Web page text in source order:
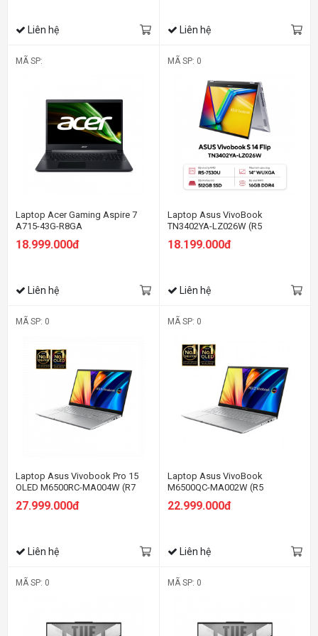
Liên hệ Liên hệ
MÃ SP:
Laptop Acer Gaming Aspire 7
A715-43G-R8GA
(NH.QHDSV.002) (R5 5625U/8GB
RAM/512GB SSD/15.6 inch FHD
18.999.000đ
Liên hệ
MÃ SP: 0
Laptop Asus VivoBook
TN3402YA-LZ026W (R5
7530U/16GB RAM/512GB
SSD/14 Cảm ứng/Win11/Bạc)
18.199.000đ
Liên hệ
MÃ SP: 0
Laptop Asus Vivobook Pro 15
OLED M6500RC-MA004W (R7
SSD/15.6 2.8K/RTX3050
27.999.000đ
Liên hệ
MÃ SP: 0
Laptop Asus VivoBook
M6500QC-MA002W (R5
SSD/15.6 2.8K/RTX3050
22.999.000đ
Liên hệ
MÃ SP: 0 MÃ SP: 0